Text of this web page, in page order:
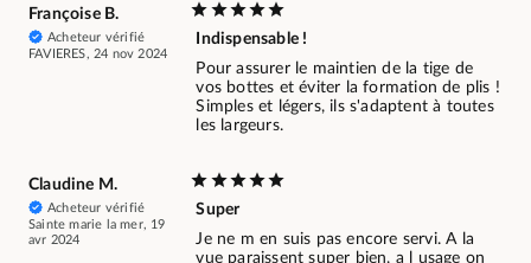
Françoise B.
Acheteur vérifié
FAVIERES, 24 nov 2024
Indispensable !
Pour assurer le maintien de la tige de
vos bottes et éviter la formation de plis !
Simples et légers, ils s'adaptent à toutes
les largeurs.
Claudine M.
Acheteur vérifié
Sainte marie la mer, 19
avr 2024
Super
Je ne m en suis pas encore servi. A la
vue paraissent super bien, a l usage on